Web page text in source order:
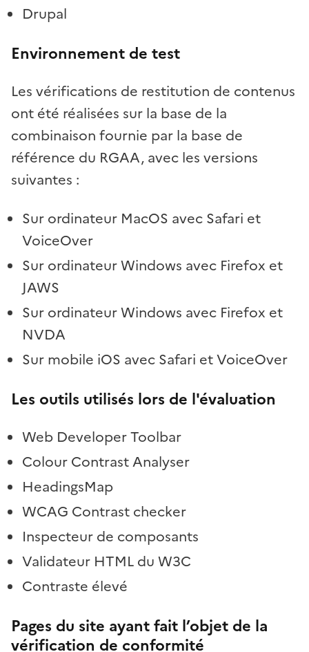
Drupal
Environnement de test
Les vérifications de restitution de contenus
ont été réalisées sur la base de la
combinaison fournie par la base de
référence du RGAA, avec les versions
suivantes :
Sur ordinateur MacOS avec Safari et
VoiceOver
Sur ordinateur Windows avec Firefox et
JAWS
Sur ordinateur Windows avec Firefox et
NVDA
Sur mobile iOS avec Safari et VoiceOver
Les outils utilisés lors de l'évaluation
Web Developer Toolbar
Colour Contrast Analyser
HeadingsMap
WCAG Contrast checker
Inspecteur de composants
Validateur HTML du W3C
Contraste élevé
Pages du site ayant fait l’objet de la
vérification de conformité